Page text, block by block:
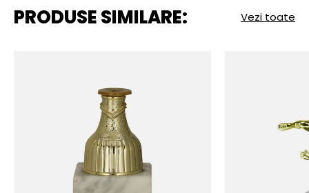
PRODUSE SIMILARE: Vezi toate